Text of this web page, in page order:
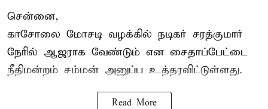
சென்னை,
காசோலை மோசடி வழக்கில் நடிகர் சரத்குமார்
நேரில் ஆஜராக வேண்டும் என சைதாப்பேட்டை
நீதிமன்றம் சம்மன் அனுப்ப உத்தரவிட்டுள்ளது.
Read More